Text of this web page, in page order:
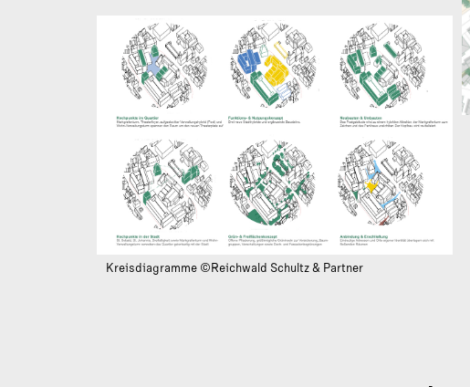
Kreisdiagramme ©Reichwald Schultz & Partner